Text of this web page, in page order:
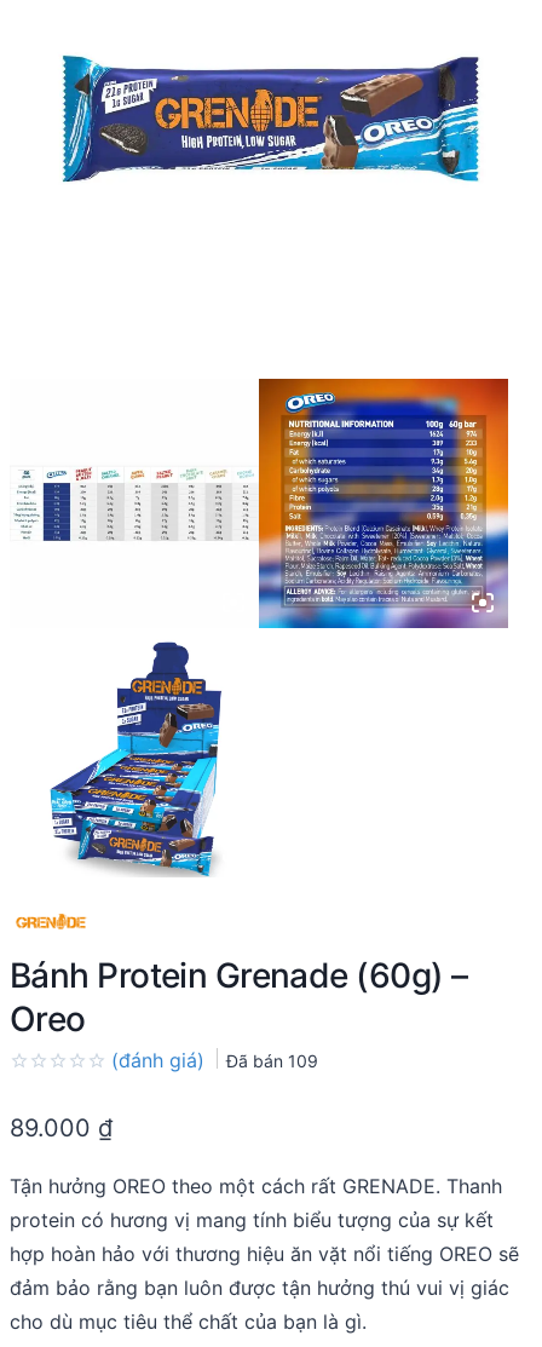
Bánh Protein Grenade (60g) –
Oreo
out
(đánh giá) Đã bán 109
89.000 ₫
Tận hưởng OREO theo một cách rất GRENADE. Thanh
protein có hương vị mang tính biểu tượng của sự kết
hợp hoàn hảo với thương hiệu ăn vặt nổi tiếng OREO sẽ
đảm bảo rằng bạn luôn được tận hưởng thú vui vị giác
cho dù mục tiêu thể chất của bạn là gì.